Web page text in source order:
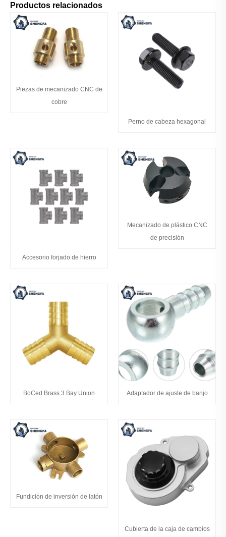
Productos relacionados
Piezas de mecanizado CNC de
cobre
Perno de cabeza hexagonal
Accesorio forjado de hierro
Mecanizado de plástico CNC
de precisión
BoCed Brass 3 Bay Union Adaptador de ajuste de banjo
Fundición de inversión de latón
Cubierta de la caja de cambios